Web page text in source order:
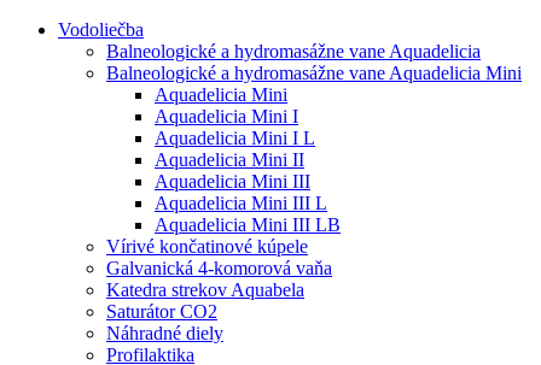
Vodoliečba
Balneologické a hydromasážne vane Aquadelicia
Balneologické a hydromasážne vane Aquadelicia Mini
Aquadelicia Mini
Aquadelicia Mini I
Aquadelicia Mini I L
Aquadelicia Mini II
Aquadelicia Mini III
Aquadelicia Mini III L
Aquadelicia Mini III LB
Vírivé končatinové kúpele
Galvanická 4-komorová vaňa
Katedra strekov Aquabela
Saturátor CO2
Náhradné diely
Profilaktika